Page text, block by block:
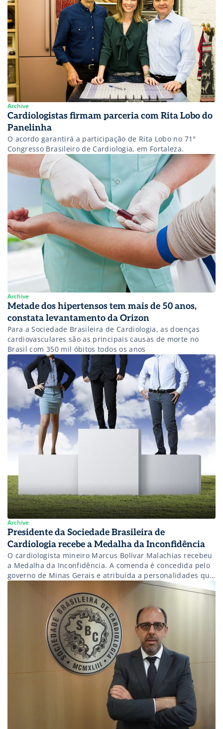
Archive
Cardiologistas firmam parceria com Rita Lobo do
Panelinha
O acordo garantirá a participação de Rita Lobo no 71°
Congresso Brasileiro de Cardiologia, em Fortaleza.
Archive
Metade dos hipertensos tem mais de 50 anos,
constata levantamento da Orizon
Para a Sociedade Brasileira de Cardiologia, as doenças
cardiovasculares são as principais causas de morte no
Brasil com 350 mil óbitos todos os anos
Archive
Presidente da Sociedade Brasileira de
Cardiologia recebe a Medalha da Inconfidência
O cardiologista mineiro Marcus Bolívar Malachias recebeu
a Medalha da Inconfidência. A comenda é concedida pelo
governo de Minas Gerais e atribuída a personalidades que
contribuíram para o prestígio e a projeção mineira.